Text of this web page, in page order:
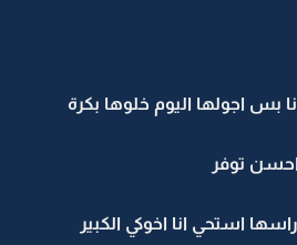
اجولها اليوم خلوها بكرة
توفر
استحي انا اخوكي الكبير